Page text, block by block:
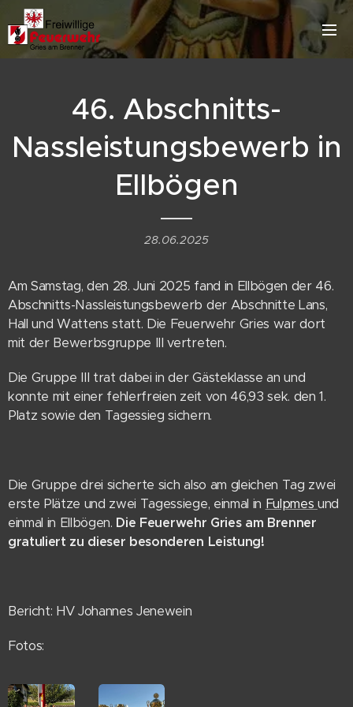
46. Abschnitts-
Nassleistungsbewerb in
Ellbögen
28.06.2025
Am Samstag, den 28. Juni 2025 fand in Ellbögen der 46.
Abschnitts-Nassleistungsbewerb der Abschnitte Lans,
Hall und Wattens statt. Die Feuerwehr Gries war dort
mit der Bewerbsgruppe III vertreten.
Die Gruppe III trat dabei in der Gästeklasse an und
konnte mit einer fehlerfreien zeit von 46,93 sek. den 1.
Platz sowie den Tagessieg sichern.
Die Gruppe drei sicherte sich also am gleichen Tag zwei
erste Plätze und zwei Tagessiege, einmal in Fulpmes und
einmal in Ellbögen. Die Feuerwehr Gries am Brenner
gratuliert zu dieser besonderen Leistung!
Bericht: HV Johannes Jenewein
Fotos: